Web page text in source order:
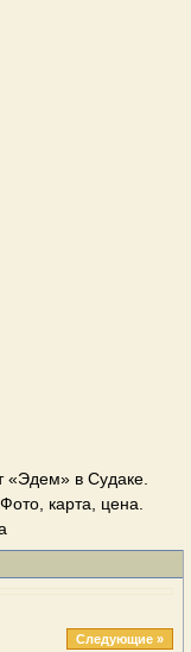
«Эдем» в Судаке.
карта, цена.
Следующие »